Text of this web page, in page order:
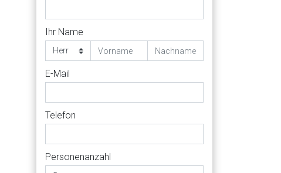
Ihr Name
E-Mail
Telefon
Personenanzahl